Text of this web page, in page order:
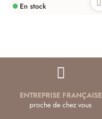
En stock
ENTREPRISE FRANÇAISE
proche de chez vous